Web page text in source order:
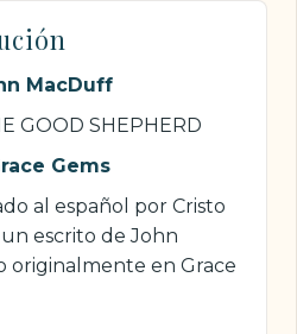
MacDuff
GOOD SHEPHERD
Gems
al español por Cristo
escrito de John
originalmente en Grace